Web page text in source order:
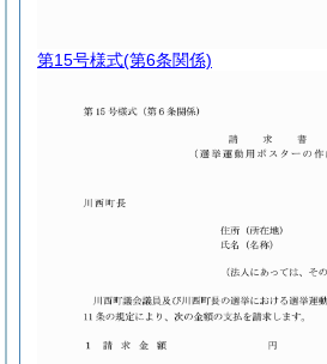
第15号様式(第6条関係)